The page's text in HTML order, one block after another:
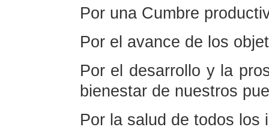
Por una Cumbre
Por el avance de los
Por el desarrollo y la
bienestar de nuestros
Por la salud de todos los